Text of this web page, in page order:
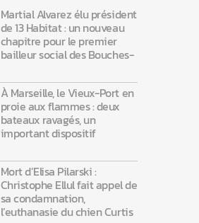
Martial Alvarez élu président
de 13 Habitat : un nouveau
chapitre pour le premier
bailleur social des Bouches-
À Marseille, le Vieux-Port en
proie aux flammes : deux
bateaux ravagés, un
important dispositif
Mort d’Elisa Pilarski :
Christophe Ellul fait appel de
sa condamnation,
l’euthanasie du chien Curtis